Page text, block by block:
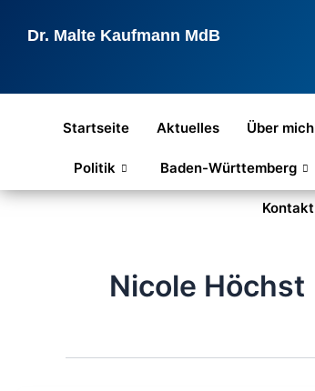
InhaltDr. Malte Kaufmann MdB
Startseite Aktuelles Über mich
Politik Baden-Württemberg
Kontakt
Nicole Höchst